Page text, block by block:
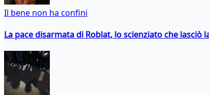
Il bene non ha confini
La pace disarmata di Roblat, lo scienziato che lasciò